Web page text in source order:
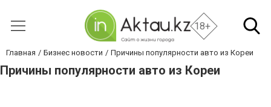
18+
Главная Бизнес новости Причины популярности авто из Кореи
Причины популярности авто из Кореи